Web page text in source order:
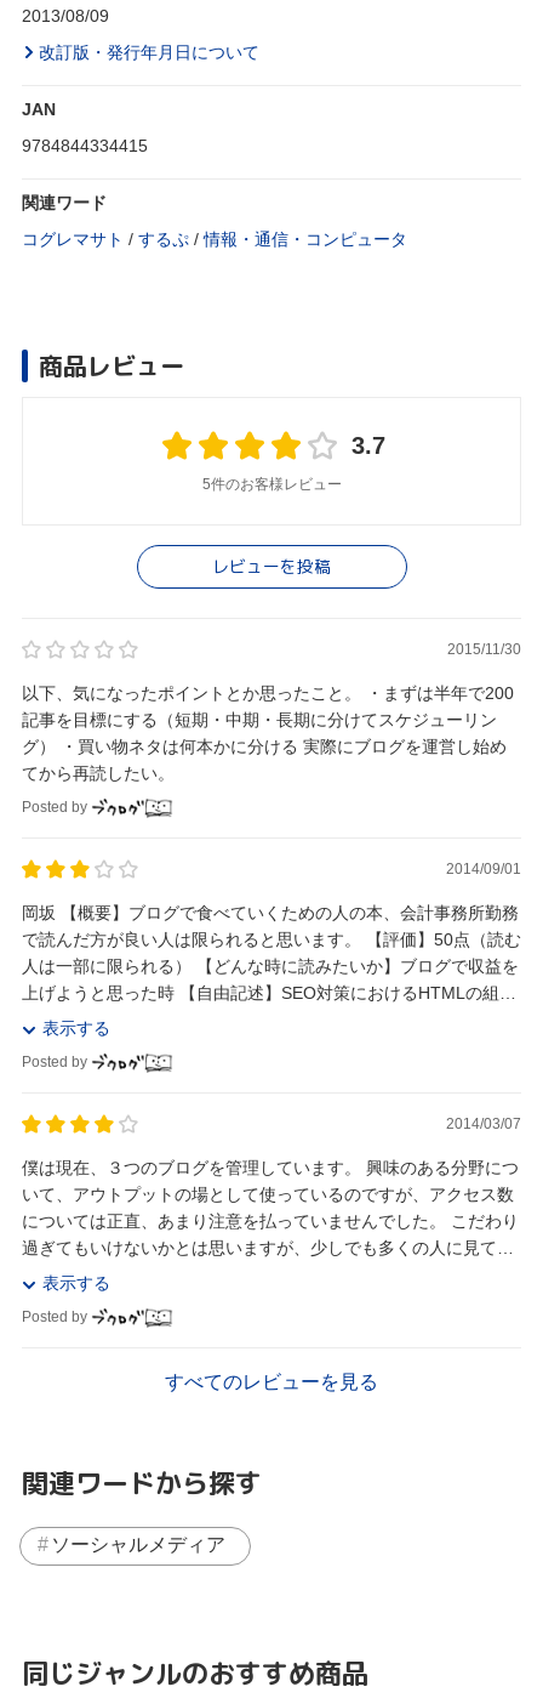
2013/08/09
改訂版・発行年月日について
JAN
9784844334415
関連ワード
コグレマサト / するぷ /情報・通信・コンピュータ
商品レビュー
3.7
5件のお客様レビュー
レビューを投稿
2015/11/30
以下、気になったポイントとか思ったこと。 ・まずは半年で200
記事を目標にする（短期・中期・長期に分けてスケジューリン
グ） ・買い物ネタは何本かに分ける 実際にブログを運営し始め
てから再読したい。
Posted by
2014/09/01
岡坂 【概要】ブログで食べていくための人の本、会計事務所勤務
で読んだ方が良い人は限られると思います。 【評価】50点（読む
人は一部に限られる） 【どんな時に読みたいか】ブログで収益を
上げようと思った時 【自由記述】SEO対策におけるHTMLの組み
方など専門的すぎて使う人が限られる...
表示する
Posted by
2014/03/07
僕は現在、３つのブログを管理しています。 興味のある分野につ
いて、アウトプットの場として使っているのですが、アクセス数
については正直、あまり注意を払っていませんでした。 こだわり
過ぎてもいけないかとは思いますが、少しでも多くの人に見てい
ただき反応をいただいたほうが自分のためになる...
表示する
Posted by
すべてのレビューを見る
関連ワードから探す
ソーシャルメディア
同じジャンルのおすすめ商品